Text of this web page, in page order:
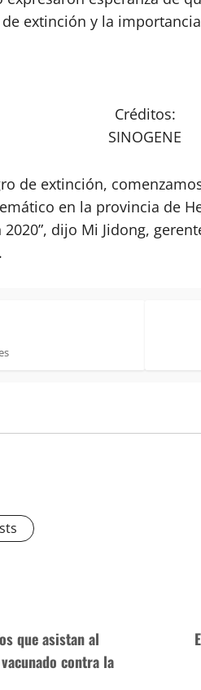
extinción y la
Créditos:
SINOGENE
de extinción,
en la provincia de
dijo Mi Jidong,
que asistan al
contra la